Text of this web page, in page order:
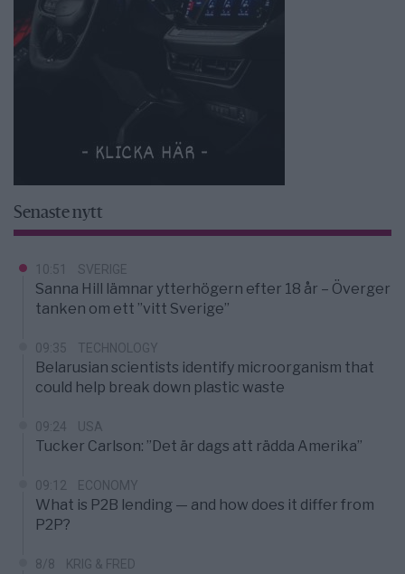
Senaste nytt
10:51 SVERIGE
Sanna Hill lämnar ytterhögern efter 18 år – Överger
tanken om ett ”vitt Sverige”
09:35 TECHNOLOGY
Belarusian scientists identify microorganism that
could help break down plastic waste
09:24 USA
Tucker Carlson: ”Det är dags att rädda Amerika”
09:12 ECONOMY
What is P2B lending — and how does it differ from
P2P?
8/8 KRIG & FRED